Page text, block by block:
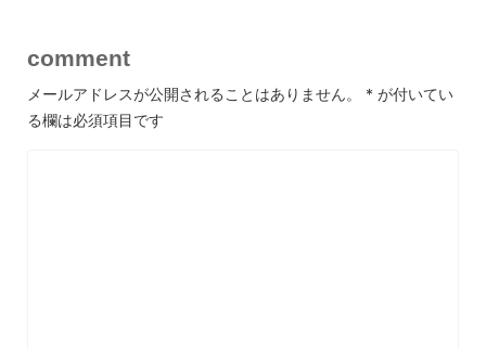
comment
メールアドレスが公開されることはありません。 * が付いてい
る欄は必須項目です